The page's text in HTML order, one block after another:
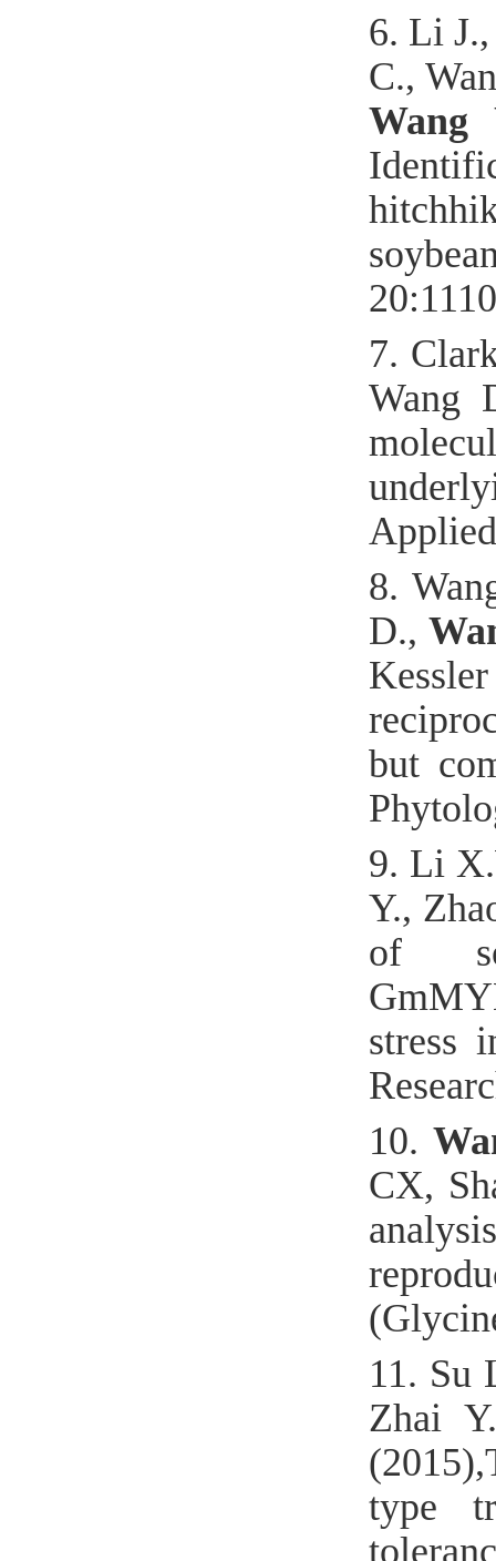
6. Li J.
C.,
Wang
7.
Wang
8.
D.,
Kessler
but
9. Li
Y.,
of
stress
10.
CX,
11. Su
Zhai
type